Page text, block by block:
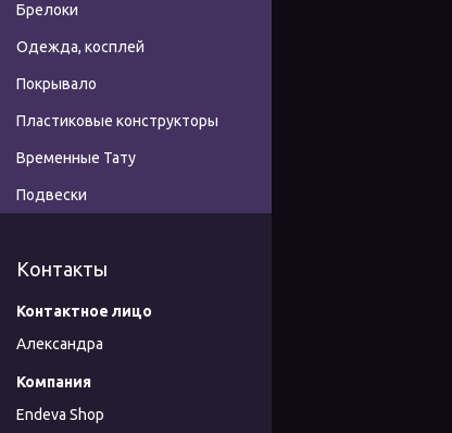
Брелоки
Одежда, косплей
Покрывало
Пластиковые конструкторы
Временные Тату
Подвески
Контакты
Александра
Endeva Shop